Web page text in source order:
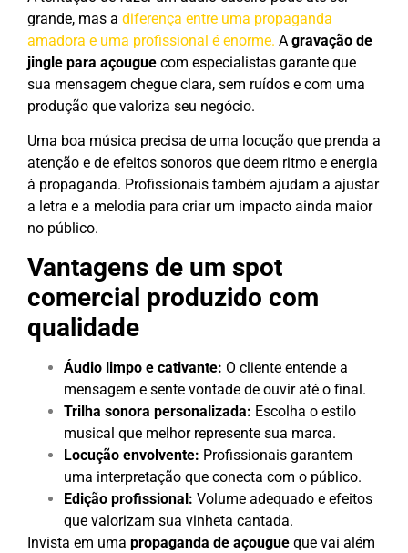
grande, mas a diferença entre uma propaganda
amadora e uma profissional é enorme. A gravação de
jingle para açougue com especialistas garante que
sua mensagem chegue clara, sem ruídos e com uma
produção que valoriza seu negócio.
Uma boa música precisa de uma locução que prenda a
atenção e de efeitos sonoros que deem ritmo e energia
à propaganda. Profissionais também ajudam a ajustar
a letra e a melodia para criar um impacto ainda maior
no público.
Vantagens de um spot
comercial produzido com
qualidade
Áudio limpo e cativante: O cliente entende a
mensagem e sente vontade de ouvir até o final.
Trilha sonora personalizada: Escolha o estilo
musical que melhor represente sua marca.
Locução envolvente: Profissionais garantem
uma interpretação que conecta com o público.
Edição profissional: Volume adequado e efeitos
que valorizam sua vinheta cantada.
Invista em uma propaganda de açougue que vai além